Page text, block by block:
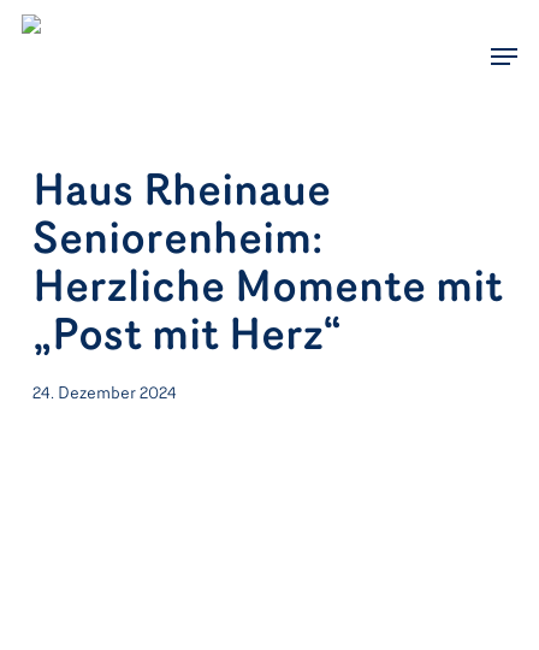
Skip
Haus Rheinaue
Seniorenheim:
Herzliche Momente mit
„Post mit Herz“
24. Dezember 2024